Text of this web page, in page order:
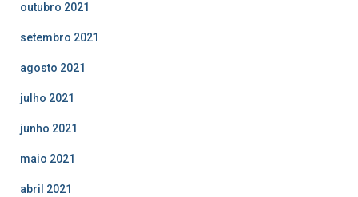
outubro 2021
setembro 2021
agosto 2021
julho 2021
junho 2021
maio 2021
abril 2021